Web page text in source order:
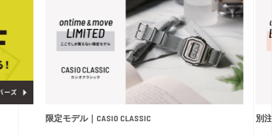
限定モデル｜CASIO CLASSIC 別